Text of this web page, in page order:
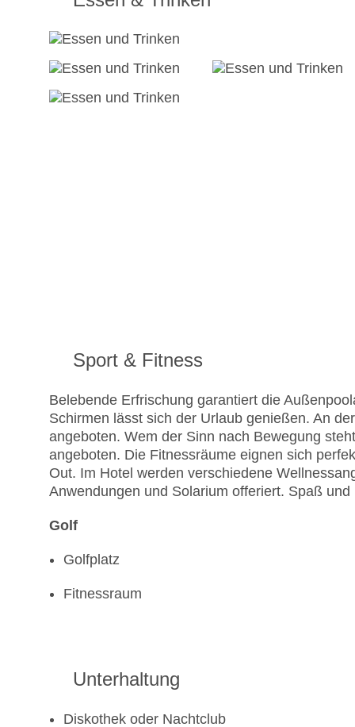
Sport & Fitness
Belebende Erfrischung garantiert die
Schirmen lässt sich der Urlaub genießen. An
angeboten. Wem der Sinn nach Bewegung
angeboten. Die Fitnessräume eignen sich
Out. Im Hotel werden verschiedene
Anwendungen und Solarium offeriert. Spaß
Golf
Golfplatz
Fitnessraum
Unterhaltung
Diskothek oder Nachtclub